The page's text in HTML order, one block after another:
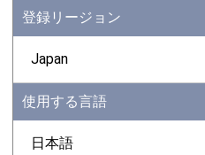
登録リージョン
Japan
使用する言語
日本語